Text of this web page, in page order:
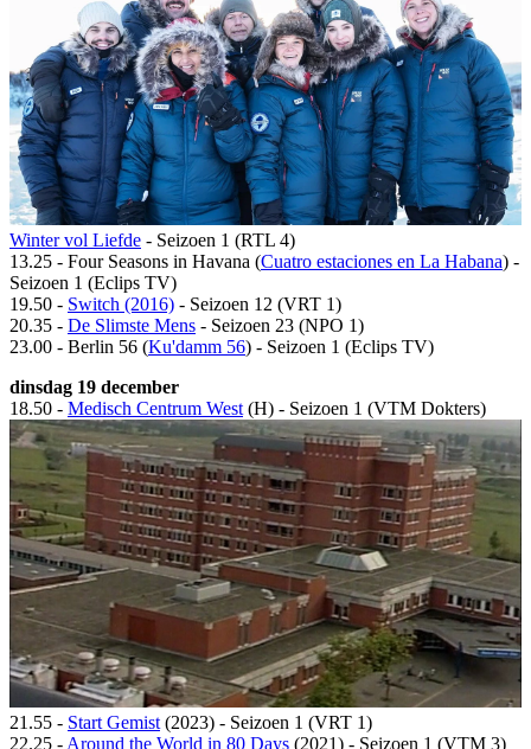
Winter vol Liefde - Seizoen 1 (RTL 4)
13.25 - Four Seasons in Havana (Cuatro estaciones en La Habana) -
Seizoen 1 (Eclips TV)
19.50 - Switch (2016) - Seizoen 12 (VRT 1)
20.35 - De Slimste Mens - Seizoen 23 (NPO 1)
23.00 - Berlin 56 (Ku'damm 56) - Seizoen 1 (Eclips TV)
dinsdag 19 december
18.50 - Medisch Centrum West (H) - Seizoen 1 (VTM Dokters)
21.55 - Start Gemist (2023) - Seizoen 1 (VRT 1)
22.25 - Around the World in 80 Days (2021) - Seizoen 1 (VTM 3)